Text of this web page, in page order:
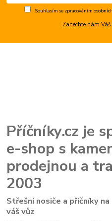
Souhlasím se zpracováním
Zanechte nám
Příčníky.cz je
e-shop s
prodejnou a
2003
Střešní nosiče a příčníky
váš vůz